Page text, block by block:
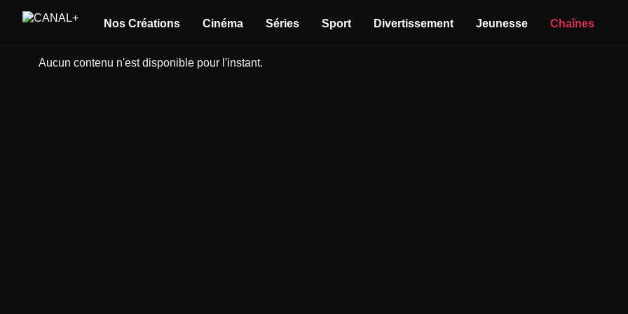
Nos Créations Cinéma Séries Sport Divertissement Jeunesse Chaînes
Aucun contenu n'est disponible pour l'instant.